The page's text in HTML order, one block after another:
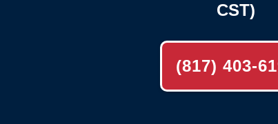
CST)
(817) 403-